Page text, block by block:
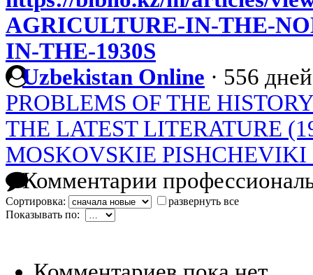
AGRICULTURE-IN-THE-
IN-THE-1930S
Uzbekistan Online · 556
PROBLEMS OF THE
THE LATEST LITERATURE
MOSKOVSKIE PISHCHEVIKI
Комментарии
Сортировка:
развернуть все
Показывать по: